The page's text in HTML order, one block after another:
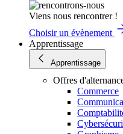
Viens nous rencontrer !
Choisir un évènement
Apprentissage
Apprentissage
Offres
Commerce